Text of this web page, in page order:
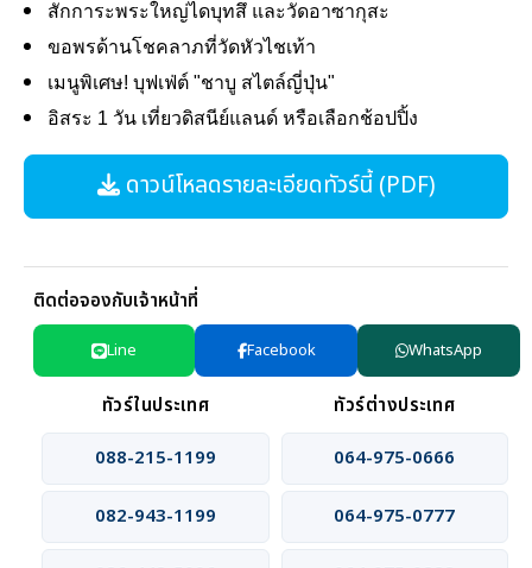
สักการะพระใหญ่ไดบุทสึ และวัดอาซากุสะ
ขอพรด้านโชคลาภที่วัดหัวไชเท้า
เมนูพิเศษ! บุฟเฟ่ต์ "ชาบู สไตล์ญี่ปุ่น"
อิสระ 1 วัน เที่ยวดิสนีย์แลนด์ หรือเลือกช้อปปิ้ง
ดาวน์โหลดรายละเอียดทัวร์นี้ (PDF)
ติดต่อจองกับเจ้าหน้าที่
Line Facebook WhatsApp
ทัวร์ในประเทศ
ทัวร์ต่างประเทศ
088-215-1199
064-975-0666
082-943-1199 064-975-0777